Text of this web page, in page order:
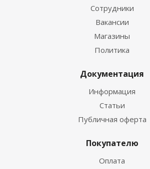
Сотрудники
Вакансии
Магазины
Политика
Документация
Информация
Статьи
Публичная оферта
Покупателю
Оплата